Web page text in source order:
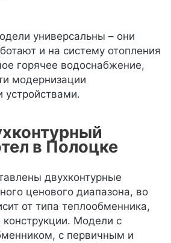
универсальны – они
и на систему отопления
горячее водоснабжение,
модернизации
устройствами.
в Полоцке
двухконтурные
ценового диапазона, во
от типа теплообменника,
конструкции. Модели с
с первичным и